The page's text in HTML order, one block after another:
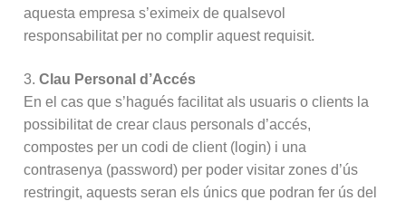
aquesta empresa s’eximeix de qualsevol
responsabilitat per no complir aquest requisit.
3. Clau Personal d’Accés
En el cas que s’hagués facilitat als usuaris o clients la
possibilitat de crear claus personals d’accés,
compostes per un codi de client (login) i una
contrasenya (password) per poder visitar zones d’ús
restringit, aquests seran els únics que podran fer ús del